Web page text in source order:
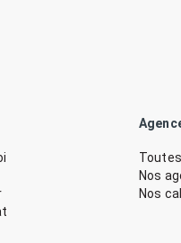
Nos
Nos